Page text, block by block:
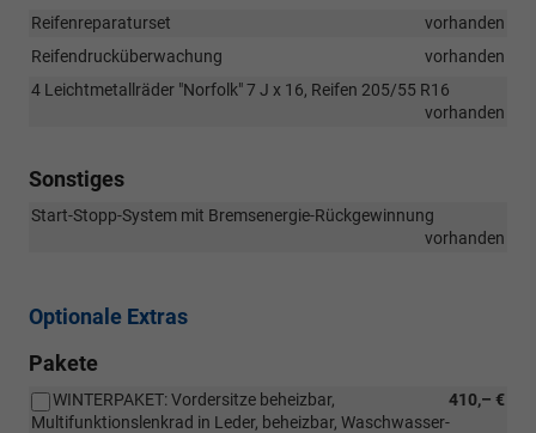
Reifenreparaturset
vorhanden
Reifendrucküberwachung
vorhanden
4 Leichtmetallräder "Norfolk" 7 J x 16, Reifen 205/55 R16
vorhanden
Sonstiges
Start-Stopp-System mit Bremsenergie-Rückgewinnung
vorhanden
Optionale Extras
Pakete
410,– €
WINTERPAKET: Vordersitze beheizbar,
Multifunktionslenkrad in Leder, beheizbar, Waschwasser-